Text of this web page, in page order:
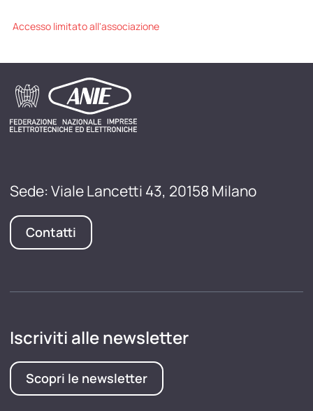
Accesso limitato all'associazione
Sede: Viale Lancetti 43, 20158 Milano
Contatti
Iscriviti alle newsletter
Scopri le newsletter